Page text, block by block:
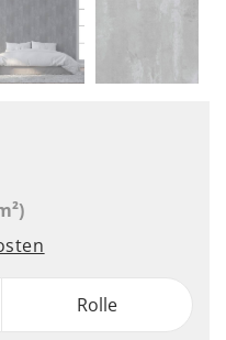
Rolle